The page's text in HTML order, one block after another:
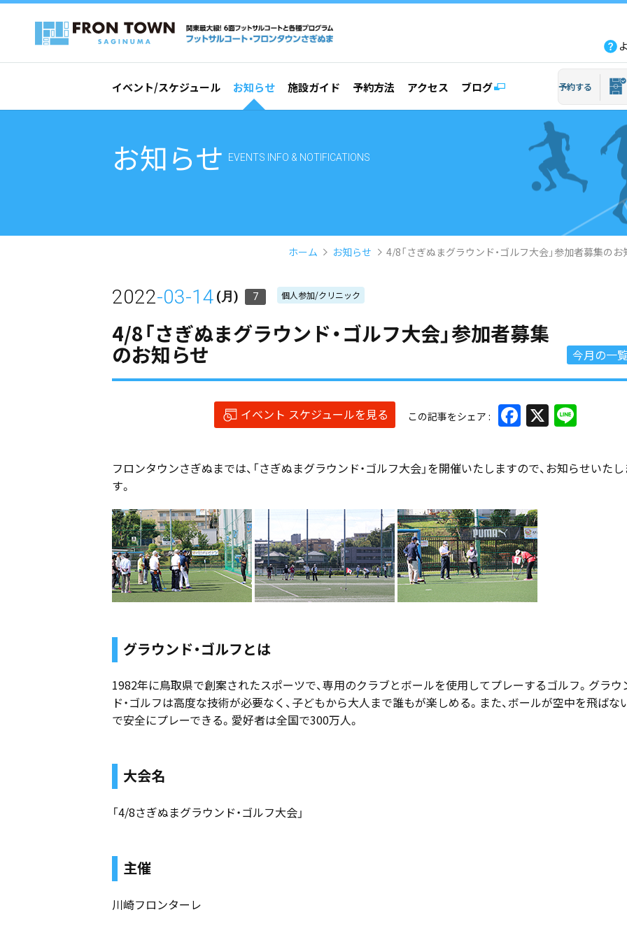
イベント/スケジュール お知らせ 施設ガイド 予約方法 アクセス ブログ 予約する
お知らせ EVENTS INFO & NOTIFICATIONS
ホーム お知らせ 4/8「さぎぬまグラウンド・ゴルフ大会」参加者募集の
2022-03-14 (月) 7 個人参加/クリニック
4/8「さぎぬまグラウンド・ゴルフ大会」参加者募集
のお知らせ 今月の一
イベント スケジュールを見る この記事をシェア Facebook
X Line
フロンタウンさぎぬまでは、「さぎぬまグラウンド・ゴルフ大会」を開催いたしますので、お知らせいた
す。
グラウンド・ゴルフとは
1982年に鳥取県で創案されたスポーツで、専用のクラブとボールを使用してプレーするゴルフ。グラウ
ド・ゴルフは高度な技術が必要なく、子どもから大人まで誰もが楽しめる。また、ボールが空中を飛ばな
で安全にプレーできる。愛好者は全国で300万人。
大会名
「4/8さぎぬまグラウンド・ゴルフ大会」
主催
川崎フロンターレ